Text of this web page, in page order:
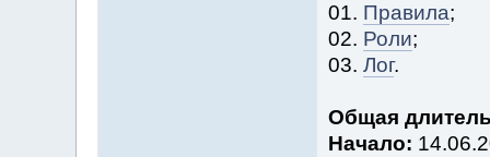
01. Правила;
02. Роли;
03. Лог.
Общая
Начало: